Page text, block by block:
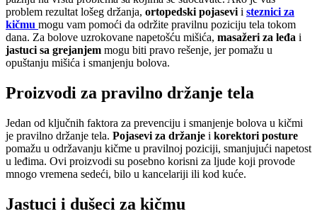
problem rezultat lošeg držanja, ortopedski pojasevi i steznici za
kičmu mogu vam pomoći da održite pravilnu poziciju tela tokom
dana. Za bolove uzrokovane napetošću mišića, masažeri za leđa i
jastuci sa grejanjem mogu biti pravo rešenje, jer pomažu u
opuštanju mišića i smanjenju bolova.
Proizvodi za pravilno držanje tela
Jedan od ključnih faktora za prevenciju i smanjenje bolova u kičmi
je pravilno držanje tela. Pojasevi za držanje i korektori posture
pomažu u održavanju kičme u pravilnoj poziciji, smanjujući napetost
u leđima. Ovi proizvodi su posebno korisni za ljude koji provode
mnogo vremena sedeći, bilo u kancelariji ili kod kuće.
Jastuci i dušeci za kičmu